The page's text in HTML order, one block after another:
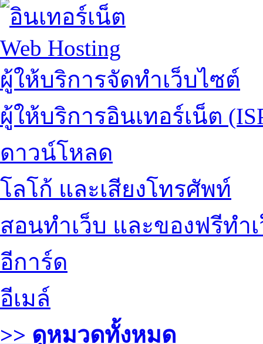
Web Hosting
ผู้ให้บริการจัดทำเว็บไซต์
ผู้ให้บริการอินเทอร์เน็ต
ดาวน์โหลด
โลโก้ และเสียงโทรศัพท์
สอนทำเว็บ และของฟรีทำ
อีการ์ด
อีเมล์
>> ดูหมวดทั้งหมด